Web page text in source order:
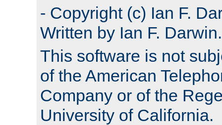
- Copyright (c) Ian F.
Written by Ian F. Darwin.
This software is not
of the American
Company or of the
University of California.